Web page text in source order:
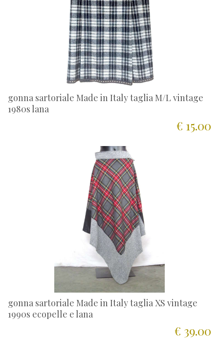
gonna sartoriale Made in Italy taglia M/L vintage
1980s lana
€ 15.00
gonna sartoriale Made in Italy taglia XS vintage
1990s ecopelle e lana
€ 39.00